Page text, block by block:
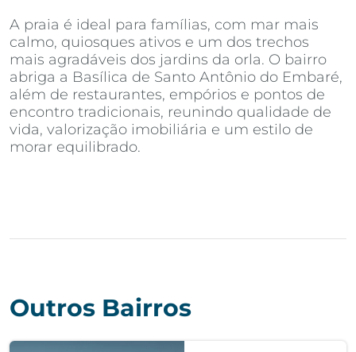
A praia é ideal para famílias, com mar mais
calmo, quiosques ativos e um dos trechos
mais agradáveis dos jardins da orla. O bairro
abriga a Basílica de Santo Antônio do Embaré,
além de restaurantes, empórios e pontos de
encontro tradicionais, reunindo qualidade de
vida, valorização imobiliária e um estilo de
morar equilibrado.
Outros Bairros